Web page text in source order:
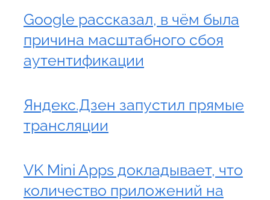
Google рассказал, в чём была
причина масштабного сбоя
аутентификации
Яндекс.Дзен запустил прямые
трансляции
VK Mini Apps докладывает, что
количество приложений на